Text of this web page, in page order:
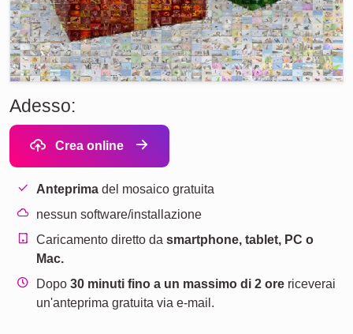
Adesso:
Crea online
Anteprima del mosaico gratuita
nessun software/installazione
Caricamento diretto dasmartphone, tablet, PC o
Mac.
Dopo30 minuti fino a un massimo di 2 ore riceverai
un'anteprima gratuita via e-mail.